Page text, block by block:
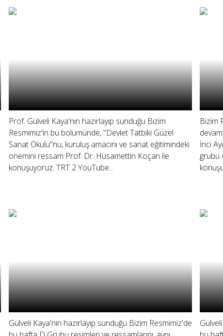
Prof. Gülveli Kaya'nın hazırlayıp sunduğu Bizim
Resmimiz'in bu bölümünde, "Devlet Tatbiki Güzel
Sanat Okulu"nu, kuruluş amacını ve sanat eğitimindeki
önemini ressam Prof. Dr. Hüsamettin Koçan ile
konuşuyoruz. TRT 2 YouTube...
Bizim
İnci
grubu
Gülveli Kaya'nın hazırlayıp sunduğu Bizim Resmimiz'de